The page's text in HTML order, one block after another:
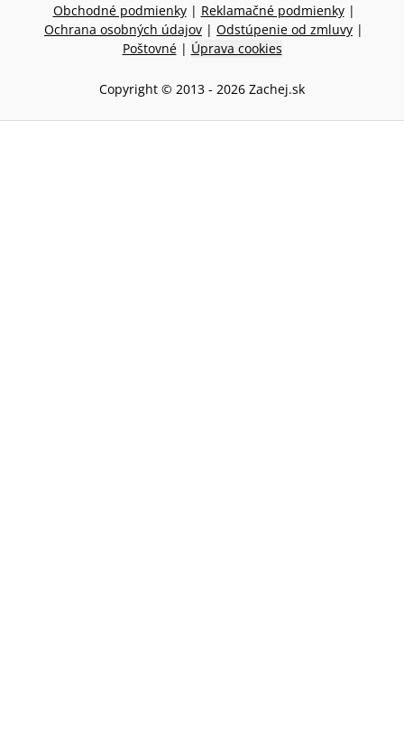
Obchodné podmienky | Reklamačné podmienky |
Ochrana osobných údajov | Odstúpenie od zmluvy |
Poštovné | Úprava cookies
Copyright © 2013 - 2026 Zachej.sk